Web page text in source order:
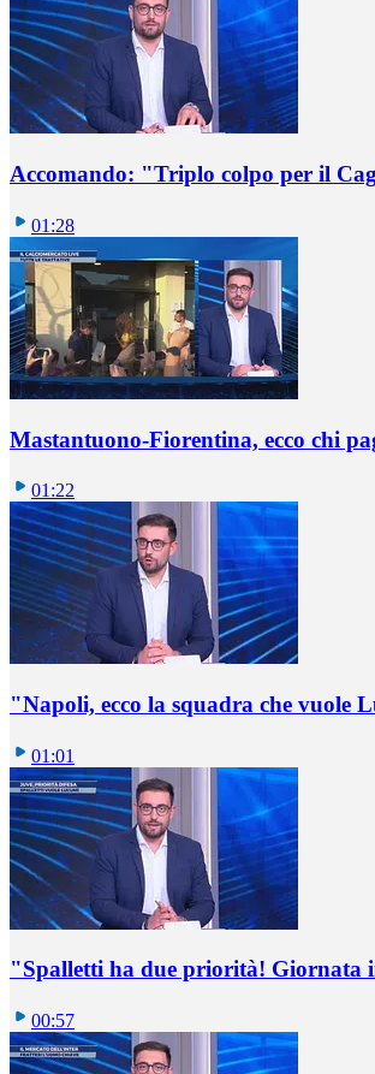
Accomando: "Triplo colpo per il
01:28
Mastantuono-Fiorentina, ecco chi
01:22
"Napoli, ecco la squadra che vuole
01:01
"Spalletti ha due priorità! Giornata
00:57